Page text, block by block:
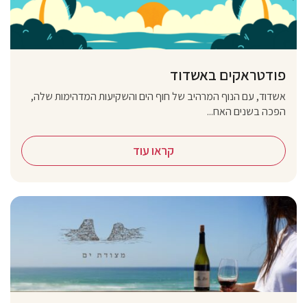
פודטראקים באשדוד
אשדוד, עם הנוף המרהיב של חוף הים והשקיעות המדהימות שלה,
הפכה בשנים האח...
קראו עוד